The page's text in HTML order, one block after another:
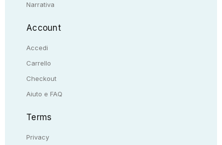
Narrativa
Account
Accedi
Carrello
Checkout
Aiuto e FAQ
Terms
Privacy